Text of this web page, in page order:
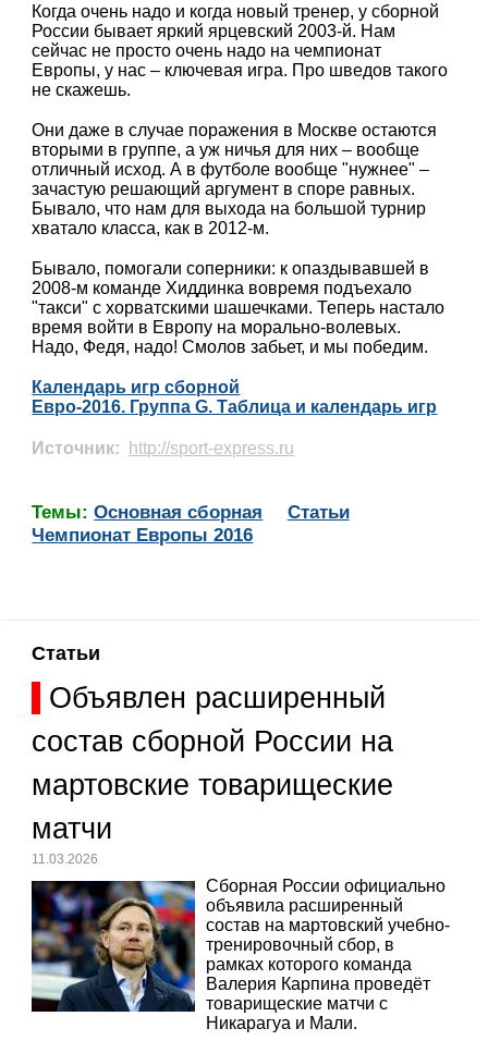
Когда очень надо и когда новый тренер, у сборной
России бывает яркий ярцевский 2003-й. Нам
сейчас не просто очень надо на чемпионат
Европы, у нас – ключевая игра. Про шведов такого
не скажешь.
Они даже в случае поражения в Москве остаются
вторыми в группе, а уж ничья для них – вообще
отличный исход. А в футболе вообще "нужнее" –
зачастую решающий аргумент в споре равных.
Бывало, что нам для выхода на большой турнир
хватало класса, как в 2012-м.
Бывало, помогали соперники: к опаздывавшей в
2008-м команде Хиддинка вовремя подъехало
"такси" с хорватскими шашечками. Теперь настало
время войти в Европу на морально-волевых.
Надо, Федя, надо! Смолов забьет, и мы победим.
Календарь игр сборной
Евро-2016. Группа G. Таблица и календарь игр
Источник: http://sport-express.ru
Темы:Основная сборная
Статьи
Чемпионат Европы 2016
Статьи
Объявлен расширенный
состав сборной России на
мартовские товарищеские
матчи
11.03.2026
Сборная России официально
объявила расширенный
состав на мартовский учебно-
тренировочный сбор, в
рамках которого команда
Валерия Карпина проведёт
товарищеские матчи с
Никарагуа и Мали.